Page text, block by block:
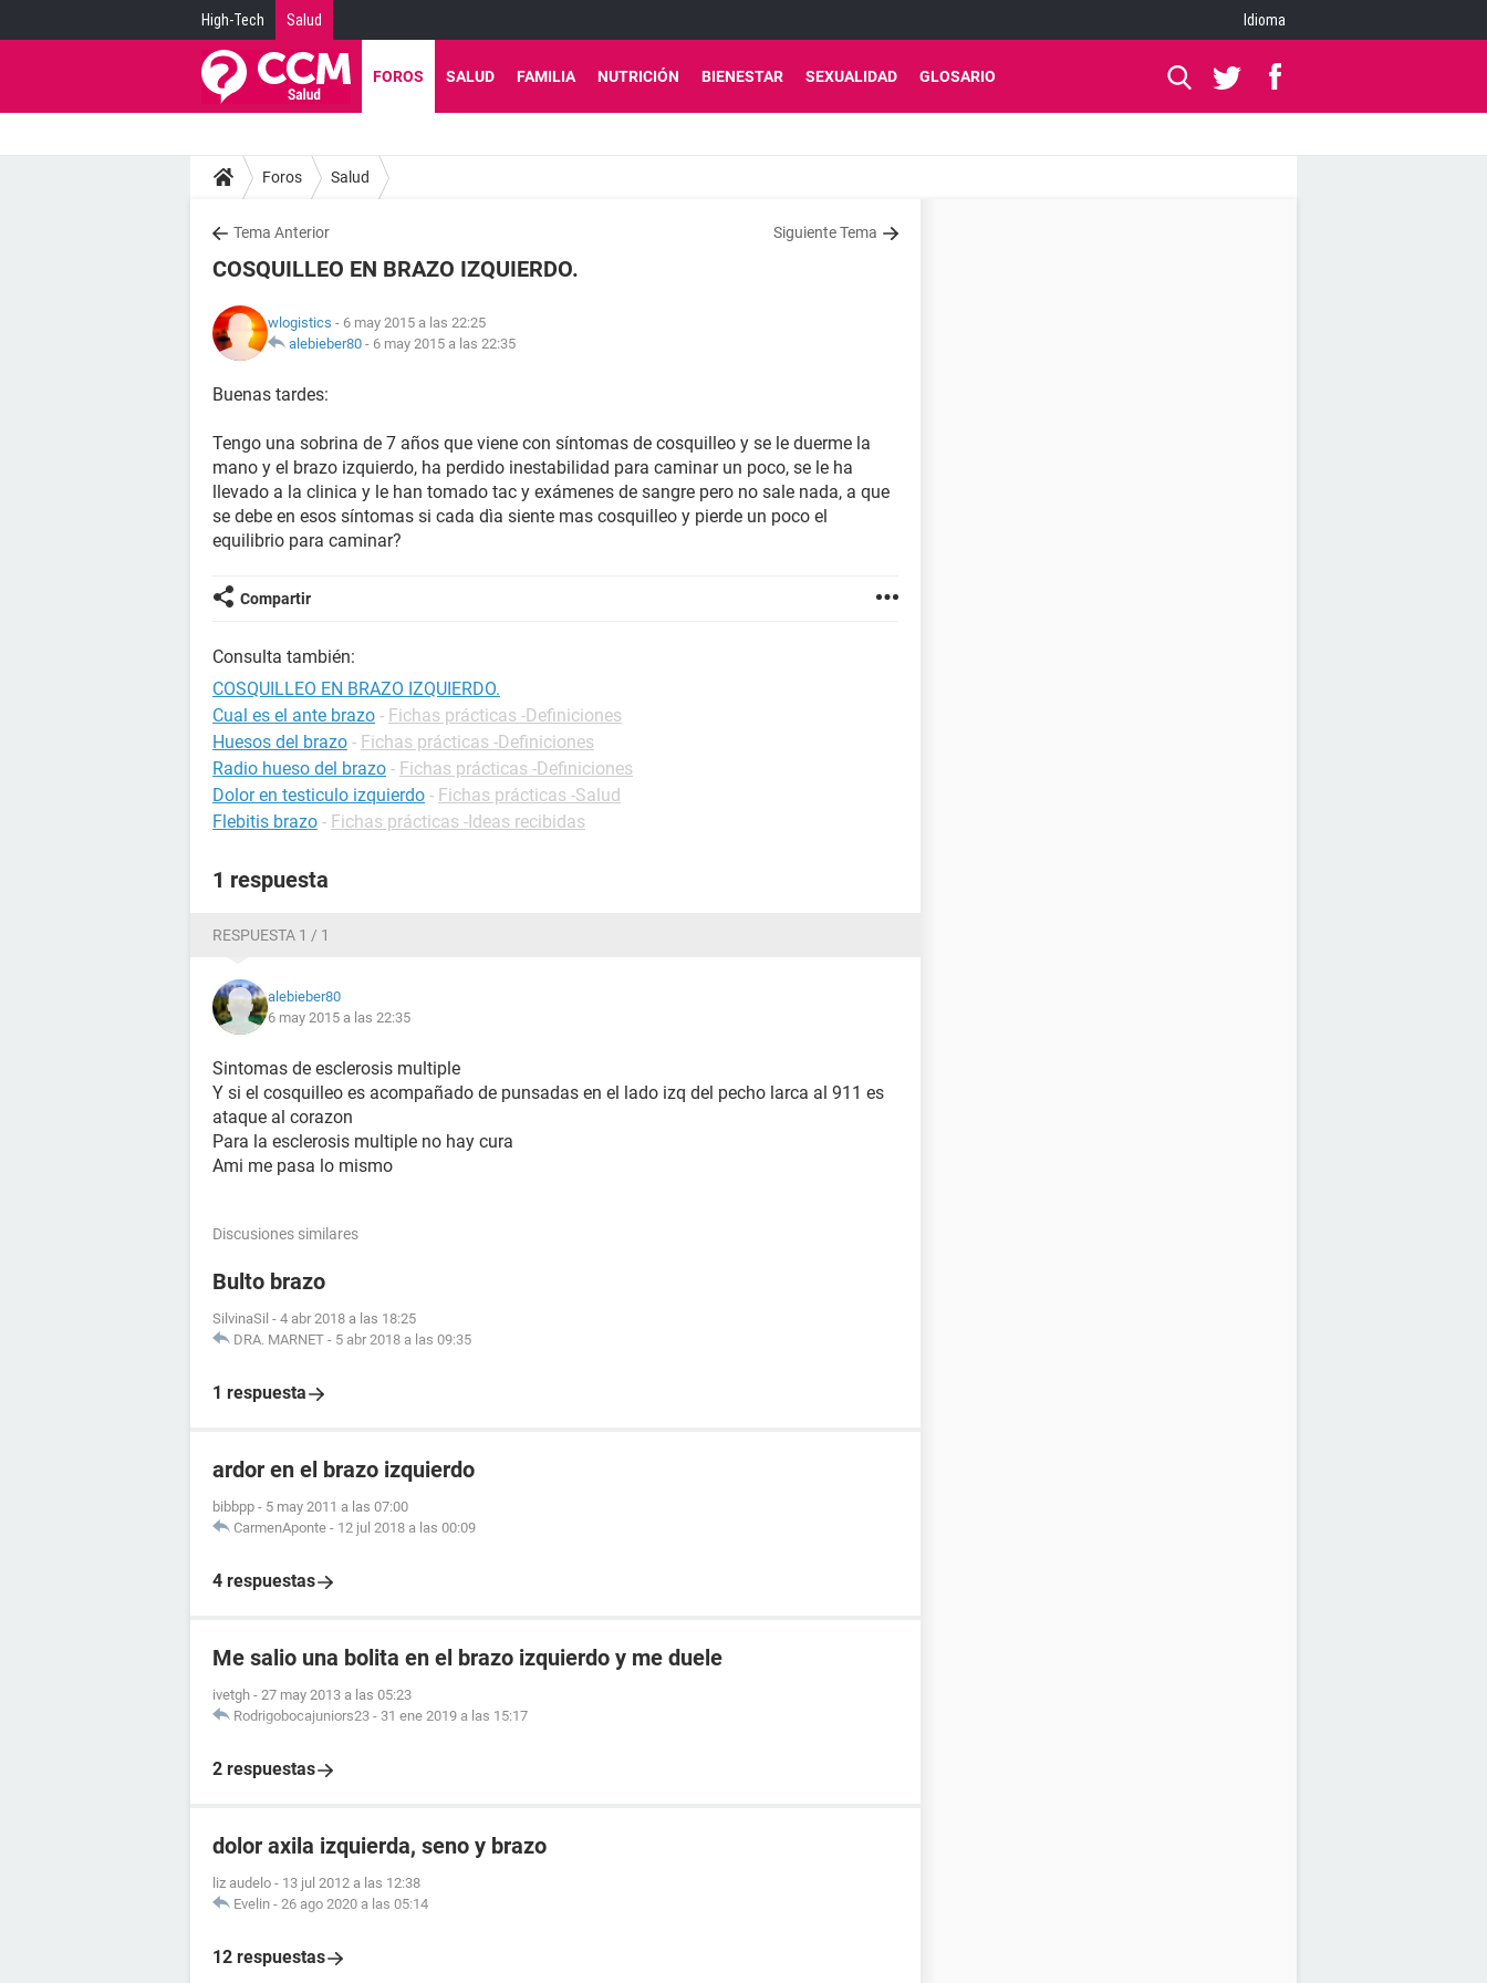
High-Tech Salud Idioma
FOROS SALUD FAMILIA NUTRICIÓN BIENESTAR SEXUALIDAD GLOSARIO
Foros Salud
Tema Anterior Siguiente Tema
COSQUILLEO EN BRAZO IZQUIERDO.
wlogistics - 6 may 2015 a las 22:25
alebieber80 - 6 may 2015 a las 22:35
Buenas tardes:
Tengo una sobrina de 7 años que viene con síntomas de cosquilleo y se le duerme la
mano y el brazo izquierdo, ha perdido inestabilidad para caminar un poco, se le ha
llevado a la clinica y le han tomado tac y exámenes de sangre pero no sale nada, a que
se debe en esos síntomas si cada dìa siente mas cosquilleo y pierde un poco el
equilibrio para caminar?
Compartir
Consulta también:
COSQUILLEO EN BRAZO IZQUIERDO.
Cual es el ante brazo - Fichas prácticas -Definiciones
Huesos del brazo - Fichas prácticas -Definiciones
Radio hueso del brazo - Fichas prácticas -Definiciones
Dolor en testiculo izquierdo - Fichas prácticas -Salud
Flebitis brazo - Fichas prácticas -Ideas recibidas
1 respuesta
RESPUESTA 1 / 1
alebieber80
6 may 2015 a las 22:35
Sintomas de esclerosis multiple
Y si el cosquilleo es acompañado de punsadas en el lado izq del pecho larca al 911 es
ataque al corazon
Para la esclerosis multiple no hay cura
Ami me pasa lo mismo
Discusiones similares
Bulto brazo
SilvinaSil - 4 abr 2018 a las 18:25
DRA. MARNET - 5 abr 2018 a las 09:35
1 respuesta
ardor en el brazo izquierdo
bibbpp - 5 may 2011 a las 07:00
CarmenAponte - 12 jul 2018 a las 00:09
4 respuestas
Me salio una bolita en el brazo izquierdo y me duele
ivetgh - 27 may 2013 a las 05:23
Rodrigobocajuniors23 - 31 ene 2019 a las 15:17
2 respuestas
dolor axila izquierda, seno y brazo
liz audelo - 13 jul 2012 a las 12:38
Evelin - 26 ago 2020 a las 05:14
12 respuestas